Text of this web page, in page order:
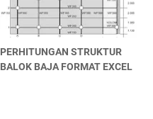
PERHITUNGAN STRUKTUR
BALOK BAJA FORMAT EXCEL